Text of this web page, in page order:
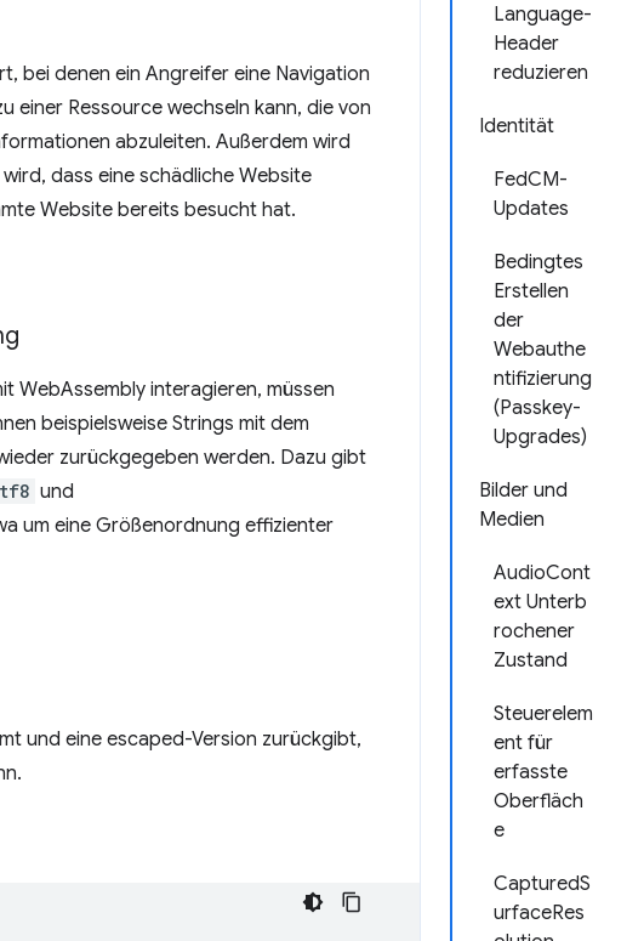
Language-
Header
reduzieren
Identität
FedCM-
Updates
Bedingtes
Erstellen
der
Webauthe
ntifizierung
(Passkey-
Upgrades)
Bilder und
Medien
AudioCont
ext Unterb
rochener
Zustand
Steuerelem
ent für
erfasste
Oberfläch
e
CapturedS
urfaceRes
bei denen ein Angreifer eine Navigation
einer Ressource wechseln kann, die von
abzuleiten. Außerdem wird
dass eine schädliche Website
Website bereits besucht hat.
WebAssembly interagieren, müssen
beispielsweise Strings mit dem
zurückgegeben werden. Dazu gibt
und
um eine Größenordnung effizienter
und eine escaped-Version zurückgibt,